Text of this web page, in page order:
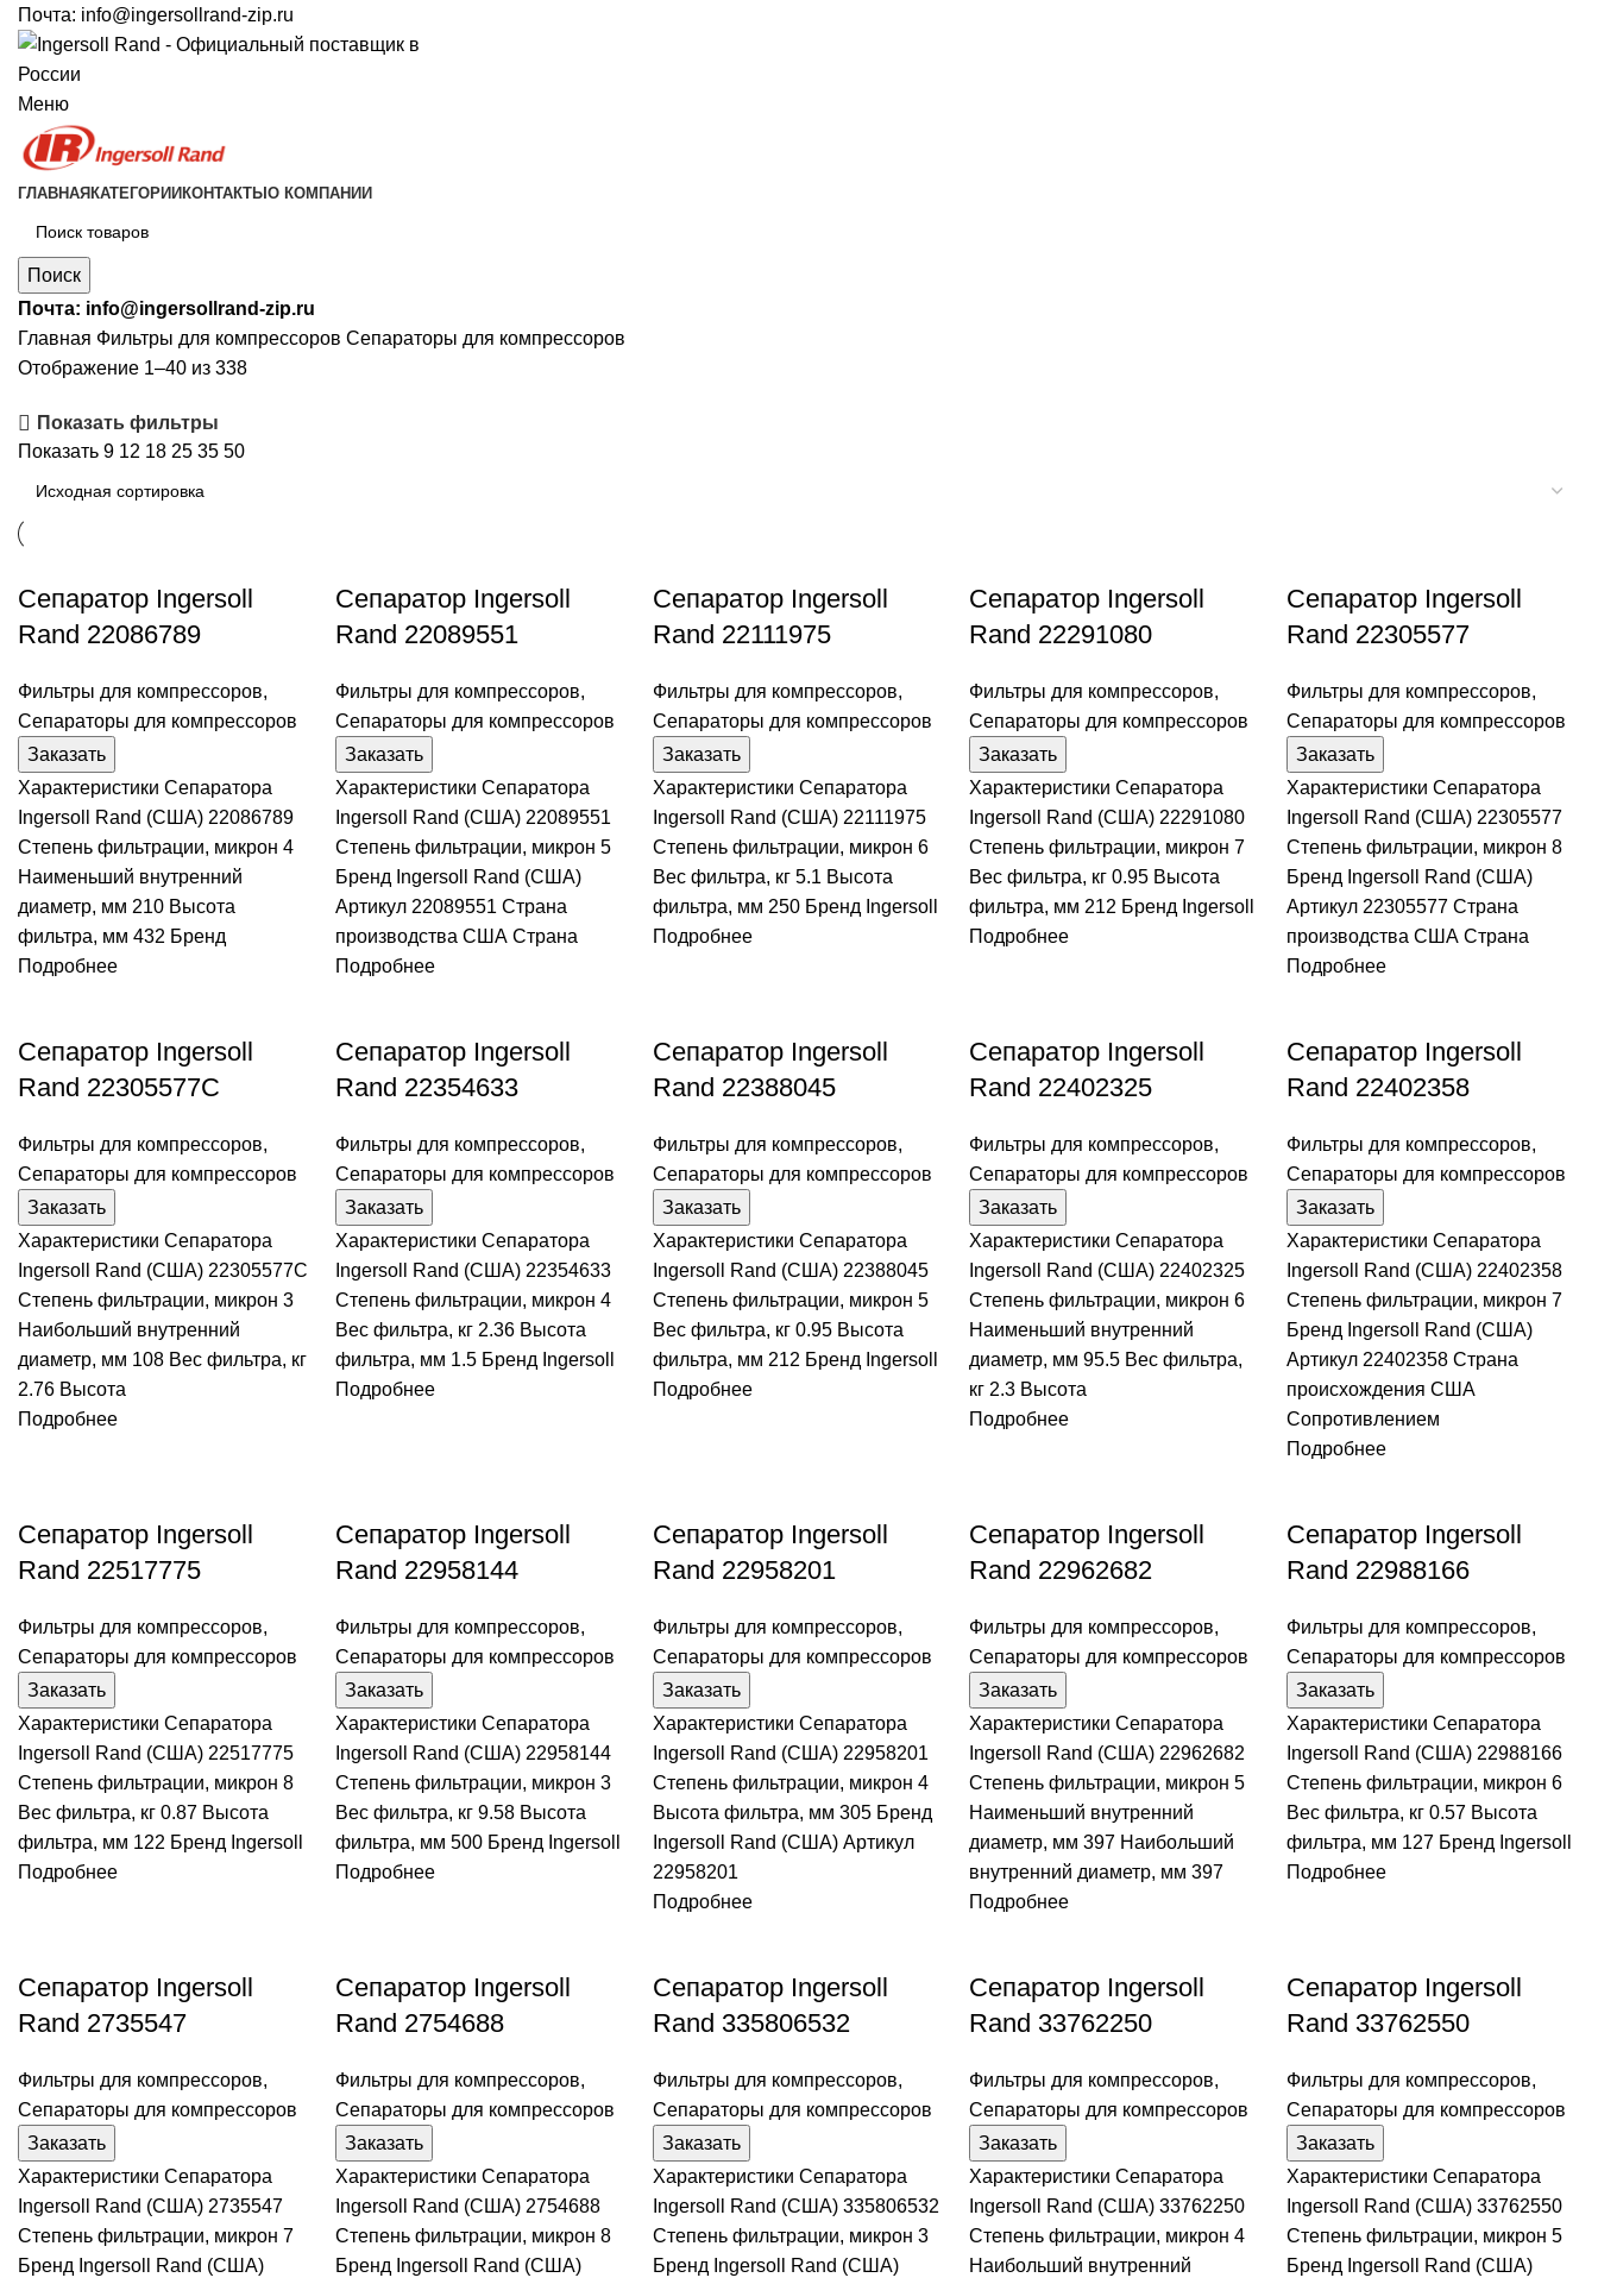
Почта: info@ingersollrand-zip.ru
Меню
ГЛАВНАЯ КАТЕГОРИИ КОНТАКТЫ О КОМПАНИИ
Поиск
Почта: info@ingersollrand-zip.ru
Главная Фильтры для компрессоров Сепараторы для компрессоров
Отображение 1–40 из 338
Показать фильтры
Показать 9 12 18 25 35 50
Сепаратор Ingersoll
Rand 22086789
Фильтры для компрессоров,
Сепараторы для компрессоров
Заказать
Характеристики Сепаратора
Ingersoll Rand (США) 22086789
Степень фильтрации, микрон 4
Наименьший внутренний
диаметр, мм 210 Высота
фильтра, мм 432 Бренд
Подробнее
Сепаратор Ingersoll
Rand 22089551
Фильтры для компрессоров,
Сепараторы для компрессоров
Заказать
Характеристики Сепаратора
Ingersoll Rand (США) 22089551
Степень фильтрации, микрон 5
Бренд Ingersoll Rand (США)
Артикул 22089551 Страна
производства США Страна
Подробнее
Сепаратор Ingersoll
Rand 22111975
Фильтры для компрессоров,
Сепараторы для компрессоров
Заказать
Характеристики Сепаратора
Ingersoll Rand (США) 22111975
Степень фильтрации, микрон 6
Вес фильтра, кг 5.1 Высота
фильтра, мм 250 Бренд Ingersoll
Подробнее
Сепаратор Ingersoll
Rand 22291080
Фильтры для компрессоров,
Сепараторы для компрессоров
Заказать
Характеристики Сепаратора
Ingersoll Rand (США) 22291080
Степень фильтрации, микрон 7
Вес фильтра, кг 0.95 Высота
фильтра, мм 212 Бренд Ingersoll
Подробнее
Сепаратор Ingersoll
Rand 22305577
Фильтры для компрессоров,
Сепараторы для компрессоров
Заказать
Характеристики Сепаратора
Ingersoll Rand (США) 22305577
Степень фильтрации, микрон 8
Бренд Ingersoll Rand (США)
Артикул 22305577 Страна
производства США Страна
Подробнее
Сепаратор Ingersoll
Rand 22305577C
Фильтры для компрессоров,
Сепараторы для компрессоров
Заказать
Характеристики Сепаратора
Ingersoll Rand (США) 22305577C
Степень фильтрации, микрон 3
Наибольший внутренний
диаметр, мм 108 Вес фильтра, кг
2.76 Высота
Подробнее
Сепаратор Ingersoll
Rand 22354633
Фильтры для компрессоров,
Сепараторы для компрессоров
Заказать
Характеристики Сепаратора
Ingersoll Rand (США) 22354633
Степень фильтрации, микрон 4
Вес фильтра, кг 2.36 Высота
фильтра, мм 1.5 Бренд Ingersoll
Подробнее
Сепаратор Ingersoll
Rand 22388045
Фильтры для компрессоров,
Сепараторы для компрессоров
Заказать
Характеристики Сепаратора
Ingersoll Rand (США) 22388045
Степень фильтрации, микрон 5
Вес фильтра, кг 0.95 Высота
фильтра, мм 212 Бренд Ingersoll
Подробнее
Сепаратор Ingersoll
Rand 22402325
Фильтры для компрессоров,
Сепараторы для компрессоров
Заказать
Характеристики Сепаратора
Ingersoll Rand (США) 22402325
Степень фильтрации, микрон 6
Наименьший внутренний
диаметр, мм 95.5 Вес фильтра,
кг 2.3 Высота
Подробнее
Сепаратор Ingersoll
Rand 22402358
Фильтры для компрессоров,
Сепараторы для компрессоров
Заказать
Характеристики Сепаратора
Ingersoll Rand (США) 22402358
Степень фильтрации, микрон 7
Бренд Ingersoll Rand (США)
Артикул 22402358 Страна
происхождения США
Сопротивлением
Подробнее
Сепаратор Ingersoll
Rand 22517775
Фильтры для компрессоров,
Сепараторы для компрессоров
Заказать
Характеристики Сепаратора
Ingersoll Rand (США) 22517775
Степень фильтрации, микрон 8
Вес фильтра, кг 0.87 Высота
фильтра, мм 122 Бренд Ingersoll
Подробнее
Сепаратор Ingersoll
Rand 22958144
Фильтры для компрессоров,
Сепараторы для компрессоров
Заказать
Характеристики Сепаратора
Ingersoll Rand (США) 22958144
Степень фильтрации, микрон 3
Вес фильтра, кг 9.58 Высота
фильтра, мм 500 Бренд Ingersoll
Подробнее
Сепаратор Ingersoll
Rand 22958201
Фильтры для компрессоров,
Сепараторы для компрессоров
Заказать
Характеристики Сепаратора
Ingersoll Rand (США) 22958201
Степень фильтрации, микрон 4
Высота фильтра, мм 305 Бренд
Ingersoll Rand (США) Артикул
22958201
Подробнее
Сепаратор Ingersoll
Rand 22962682
Фильтры для компрессоров,
Сепараторы для компрессоров
Заказать
Характеристики Сепаратора
Ingersoll Rand (США) 22962682
Степень фильтрации, микрон 5
Наименьший внутренний
диаметр, мм 397 Наибольший
внутренний диаметр, мм 397
Подробнее
Сепаратор Ingersoll
Rand 22988166
Фильтры для компрессоров,
Сепараторы для компрессоров
Заказать
Характеристики Сепаратора
Ingersoll Rand (США) 22988166
Степень фильтрации, микрон 6
Вес фильтра, кг 0.57 Высота
фильтра, мм 127 Бренд Ingersoll
Подробнее
Сепаратор Ingersoll
Rand 2735547
Фильтры для компрессоров,
Сепараторы для компрессоров
Заказать
Характеристики Сепаратора
Ingersoll Rand (США) 2735547
Степень фильтрации, микрон 7
Бренд Ingersoll Rand (США)
Сепаратор Ingersoll
Rand 2754688
Фильтры для компрессоров,
Сепараторы для компрессоров
Заказать
Характеристики Сепаратора
Ingersoll Rand (США) 2754688
Степень фильтрации, микрон 8
Бренд Ingersoll Rand (США)
Сепаратор Ingersoll
Rand 335806532
Фильтры для компрессоров,
Сепараторы для компрессоров
Заказать
Характеристики Сепаратора
Ingersoll Rand (США) 335806532
Степень фильтрации, микрон 3
Бренд Ingersoll Rand (США)
Сепаратор Ingersoll
Rand 33762250
Фильтры для компрессоров,
Сепараторы для компрессоров
Заказать
Характеристики Сепаратора
Ingersoll Rand (США) 33762250
Степень фильтрации, микрон 4
Наибольший внутренний
Сепаратор Ingersoll
Rand 33762550
Фильтры для компрессоров,
Сепараторы для компрессоров
Заказать
Характеристики Сепаратора
Ingersoll Rand (США) 33762550
Степень фильтрации, микрон 5
Бренд Ingersoll Rand (США)